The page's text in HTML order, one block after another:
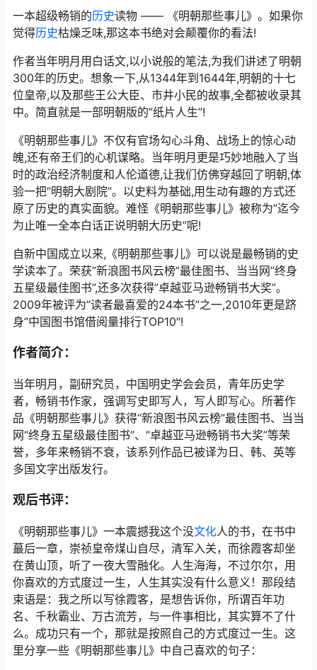
一本超级畅销的历史读物 —— 《明朝那些事儿》。如果你
觉得历史枯燥乏味,那这本书绝对会颠覆你的看法!
作者当年明月用白话文,以小说般的笔法,为我们讲述了明朝
300年的历史。想象一下,从1344年到1644年,明朝的十七
位皇帝,以及那些王公大臣、市井小民的故事,全都被收录其
中。简直就是一部明朝版的”纸片人生”!
《明朝那些事儿》不仅有官场勾心斗角、战场上的惊心动
魄,还有帝王们的心机谋略。当年明月更是巧妙地融入了当
时的政治经济制度和人伦道德,让我们仿佛穿越回了明朝,体
验一把”明朝大剧院”。以史料为基础,用生动有趣的方式还
原了历史的真实面貌。难怪《明朝那些事儿》被称为”迄今
为止唯一全本白话正说明朝大历史”呢!
自新中国成立以来,《明朝那些事儿》可以说是最畅销的史
学读本了。荣获”新浪图书风云榜”最佳图书、当当网”终身
五星级最佳图书”,还多次获得”卓越亚马逊畅销书大奖”。
2009年被评为”读者最喜爱的24本书”之一,2010年更是跻
身”中国图书馆借阅量排行TOP10″!
作者简介：
当年明月，副研究员，中国明史学会会员，青年历史学
者，畅销书作家，强调写史即写人，写人即写心。所著作
品《明朝那些事儿》获得“新浪图书风云榜”最佳图书、当当
网“终身五星级最佳图书”、“卓越亚马逊畅销书大奖”等荣
誉，多年来畅销不衰，该系列作品已被译为日、韩、英等
多国文字出版发行。
观后书评：
《明朝那些事儿》一本震撼我这个没文化人的书，在书中
蕞后一章，崇祯皇帝煤山自尽，清军入关，而徐霞客却坐
在黄山顶，听了一夜大雪融化。人生海海，不过尔尔，用
你喜欢的方式度过一生，人生其实没有什么意义！那段结
束语是：我之所以写徐霞客，是想告诉你，所谓百年功
名、千秋霸业、万古流芳，与一件事相比，其实算不了什
么。成功只有一个，那就是按照自己的方式度过一生。这
里分享一些《明朝那些事儿》中自己喜欢的句子：